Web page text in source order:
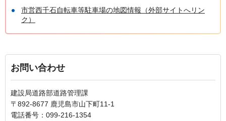
市営西千石自転車等駐車場の地図情報（外部サイトへリン
ク）
お問い合わせ
建設局道路部道路管理課
〒892-8677 鹿児島市山下町11-1
電話番号：099-216-1354